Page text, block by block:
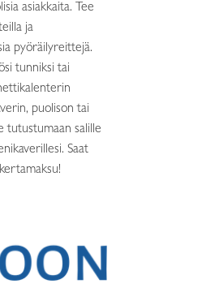
asiakkaita. Tee
ja
pyöräilyreittejä.
tunniksi tai
puolison tai
tutustumaan salille
Saat